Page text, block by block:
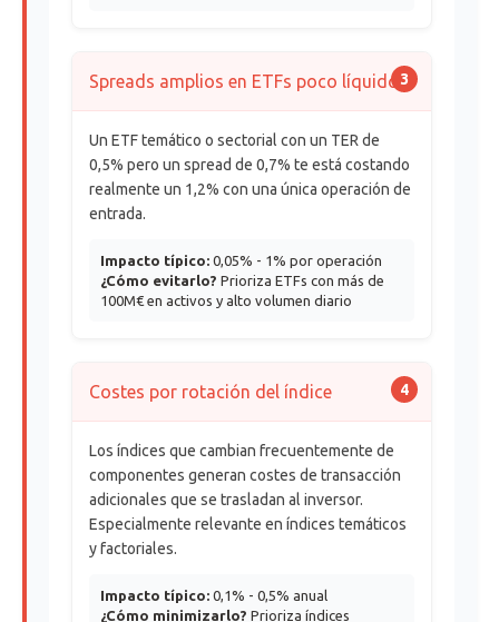
3
Spreads amplios en ETFs poco líquidos
Un ETF temático o sectorial con un TER de
0,5% pero un spread de 0,7% te está costando
realmente un 1,2% con una única operación de
entrada.
Impacto típico: 0,05% - 1% por operación
¿Cómo evitarlo? Prioriza ETFs con más de
100M€ en activos y alto volumen diario
4
Costes por rotación del índice
Los índices que cambian frecuentemente de
componentes generan costes de transacción
adicionales que se trasladan al inversor.
Especialmente relevante en índices temáticos
y factoriales.
Impacto típico: 0,1% - 0,5% anual
¿Cómo minimizarlo? Prioriza índices